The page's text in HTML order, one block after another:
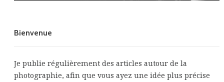
Bienvenue
Je publie régulièrement des articles autour de la
photographie, afin que vous ayez une idée plus précise